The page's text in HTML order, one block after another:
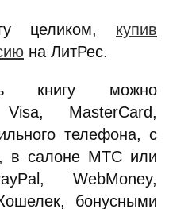
целиком, купив
на ЛитРес.
книгу можно
MasterCard,
телефона, с
в салоне МТС или
WebMoney,
бонусными